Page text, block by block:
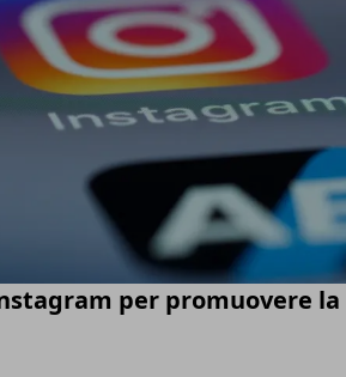
per promuovere